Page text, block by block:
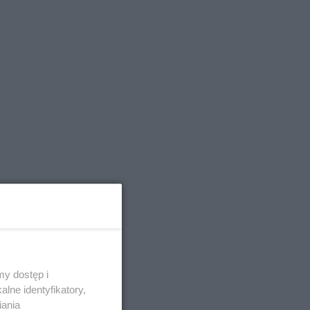
dostęp i
identyfikatory,